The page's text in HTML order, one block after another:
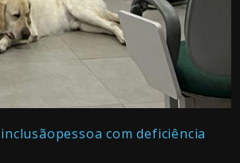
inclusãopessoa com deficiência